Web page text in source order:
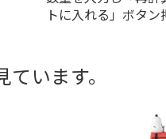
トに入れる」ボタン
います。